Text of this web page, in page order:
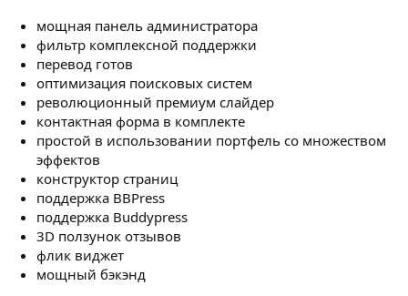
мощная панель администратора
фильтр комплексной поддержки
перевод готов
оптимизация поисковых систем
революционный премиум слайдер
контактная форма в комплекте
простой в использовании портфель со множеством
эффектов
конструктор страниц
поддержка BBPress
поддержка Buddypress
3D ползунок отзывов
флик виджет
мощный бэкэнд